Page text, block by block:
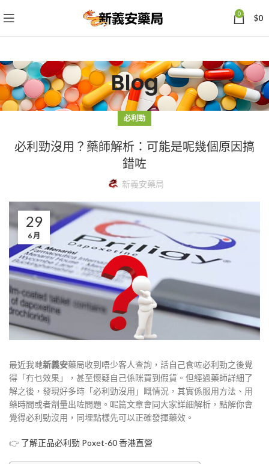
0 $0
Blog
必利勁
必利勁沒用？藥師解析：可能是呢幾個原因搞
錯咗
新義安藥局
29
6 月
最近我哋新義安藥局收到唔少客人查詢，話自己食咗必利勁之後覺
得「冇乜效果」，甚至懷疑自己係咪買到假貨。但經過藥師詳細了
解之後，發現好多時「必利勁沒用」嘅情況，其實係服用方法、用
藥時間或者劑量出咗問題。呢篇文章會同大家詳細解析，點解你會
覺得必利勁沒用，同埋點樣先可以正確發揮藥效。
👉 了解正品必利勁 Poxet-60 香港直營